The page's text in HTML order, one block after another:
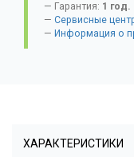
Гарантия: 1 год.
Сервисные
Информация о
ХАРАКТЕРИСТИКИ